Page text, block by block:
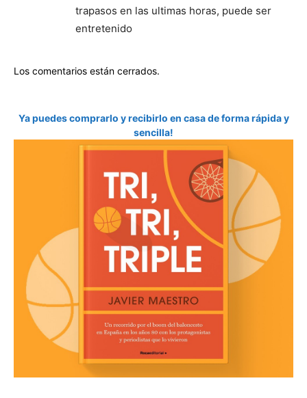
trapasos en las ultimas horas, puede ser
entretenido
Los comentarios están cerrados.
Ya puedes comprarlo y recibirlo en casa de forma rápida y
sencilla!